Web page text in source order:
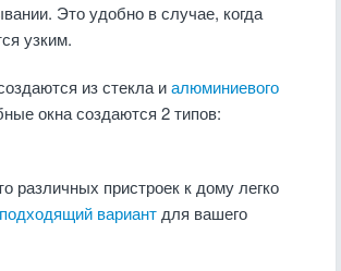
Это удобно в случае, когда
узким.
из стекла иалюминиевого
окна создаются 2 типов:
различных пристроек к дому легко
подходящий вариант для вашего